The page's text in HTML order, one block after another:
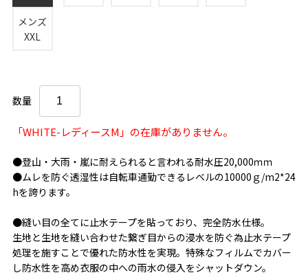
メンズ
XXL
数量
「WHITE-レディースM」の在庫がありません。
●登山・大雨・嵐に耐えられると言われる耐水圧20,000ｍｍ
●ムレを防ぐ透湿性は自転車通勤できるレベルの10000ｇ/m2*24
hを誇ります。
●縫い目の全てに止水テープを貼っており、完全防水仕様。
生地と生地を縫い合わせた繋ぎ目からの浸水を防ぐ為止水テープ
処理を施すことで優れた防水性を実現。特殊なフィルムでカバー
し防水性を高め衣服の中への雨水の侵入をシャットダウン。